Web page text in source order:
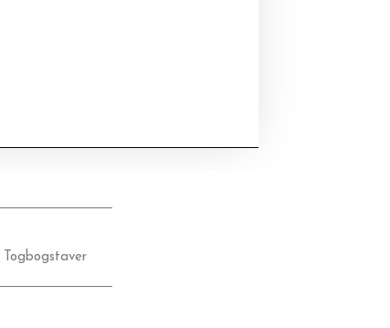
Togbogstaver